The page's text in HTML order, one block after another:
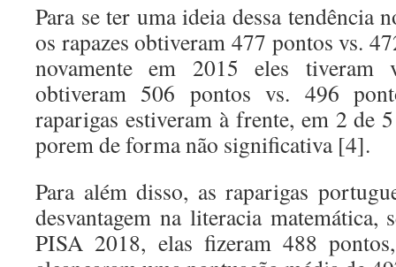
Para se ter uma ideia dessa tendência
os rapazes obtiveram 477 pontos vs.
novamente em 2015 eles tiveram
obtiveram 506 pontos vs. 496
raparigas estiveram à frente, em 2 de
porem de forma não significativa [4].
Para além disso, as raparigas
desvantagem na literacia
PISA 2018, elas fizeram 488